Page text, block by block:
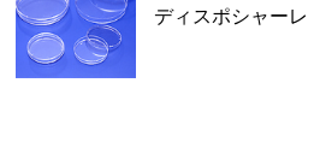
ディスポシャーレ